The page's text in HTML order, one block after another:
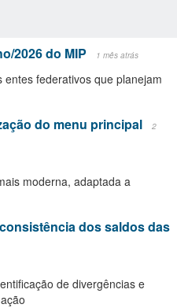
2026 do MIP 1 mês atrás
federativos que planejam
do menu principal 2
moderna, adaptada a
dos saldos das
de divergências e